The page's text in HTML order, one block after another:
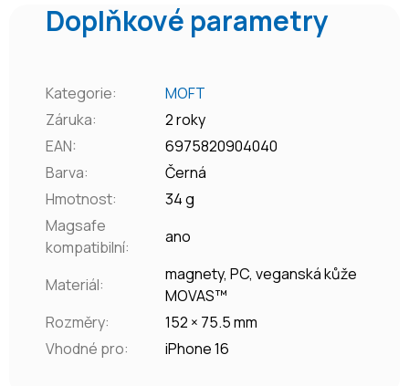
Doplňkové parametry
Kategorie:
MOFT
Záruka:
2 roky
EAN:
6975820904040
Barva:
Černá
Hmotnost:
34 g
Magsafe
kompatibilní:
ano
Materiál:
magnety, PC, veganská kůže
MOVAS™
Rozměry:
152 × 75.5 mm
Vhodné pro: iPhone 16